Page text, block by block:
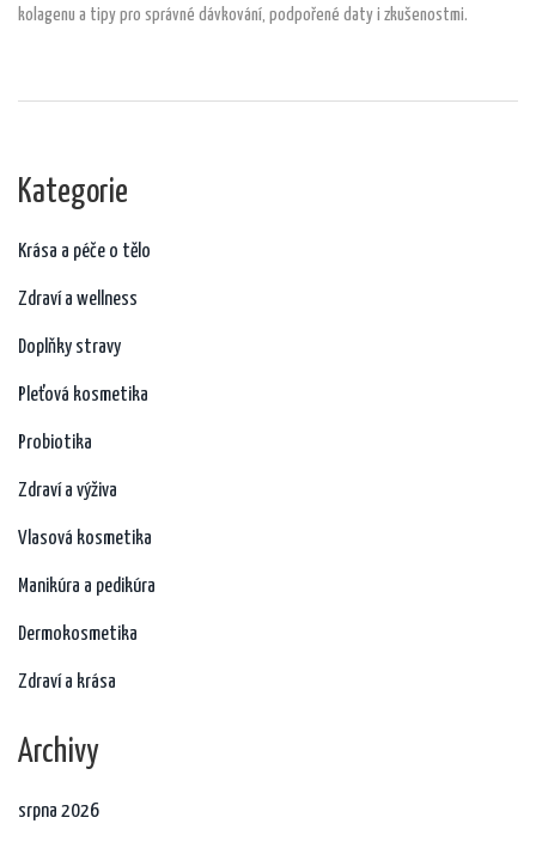
kolagenu a tipy pro správné dávkování, podpořené daty i zkušenostmi.
Kategorie
Krása a péče o tělo
Zdraví a wellness
Doplňky stravy
Pleťová kosmetika
Probiotika
Zdraví a výživa
Vlasová kosmetika
Manikúra a pedikúra
Dermokosmetika
Zdraví a krása
Archivy
srpna 2026